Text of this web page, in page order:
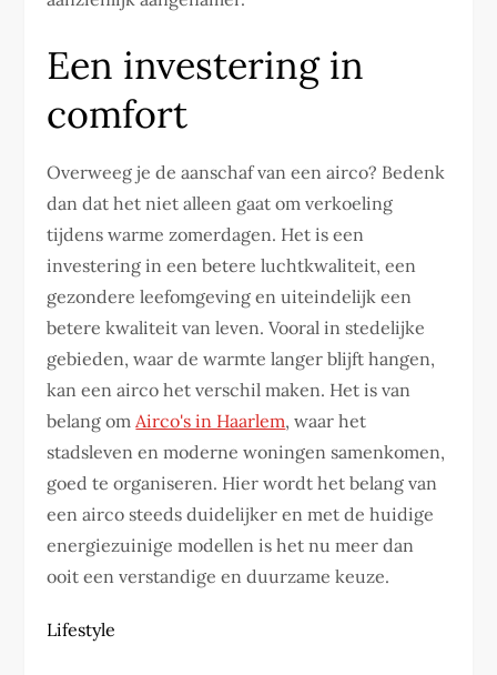
Een investering in
comfort
Overweeg je de aanschaf van een airco? Bedenk
dan dat het niet alleen gaat om verkoeling
tijdens warme zomerdagen. Het is een
investering in een betere luchtkwaliteit, een
gezondere leefomgeving en uiteindelijk een
betere kwaliteit van leven. Vooral in stedelijke
gebieden, waar de warmte langer blijft hangen,
kan een airco het verschil maken. Het is van
belang omAirco's in Haarlem, waar het
stadsleven en moderne woningen samenkomen,
goed te organiseren. Hier wordt het belang van
een airco steeds duidelijker en met de huidige
energiezuinige modellen is het nu meer dan
ooit een verstandige en duurzame keuze.
Lifestyle